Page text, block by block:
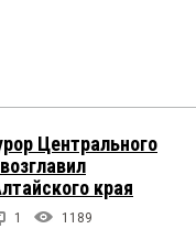
Центрального
края
1 1189